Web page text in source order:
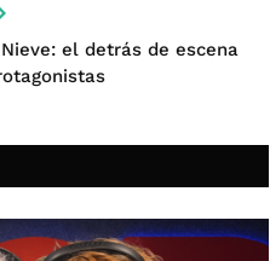
el detrás de escena